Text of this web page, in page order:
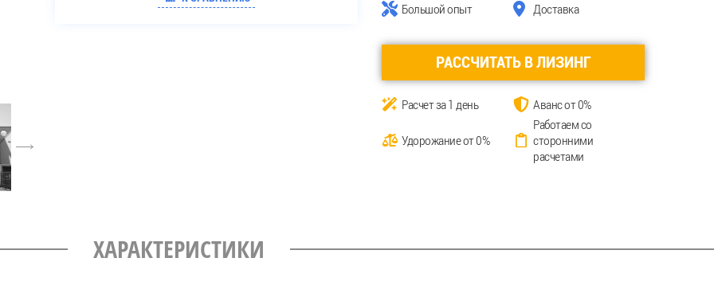
6
Большой опыт Доставка
РАССЧИТАТЬ В ЛИЗИНГ
Расчет за 1 день Аванс от 0%
Удорожание от 0%
Работаем со
сторонними
расчетами
ХАРАКТЕРИСТИКИ